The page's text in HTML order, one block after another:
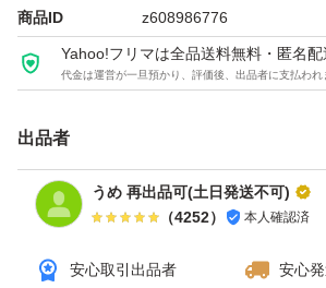
商品ID z608986776
Yahoo!フリマは全品送料無料・匿名配
代金は運営が一旦預かり、評価後、出品者に支払われ
出品者
うめ 再出品可(土日発送不可)
（4252） 本人確認済
安心取引出品者
安心